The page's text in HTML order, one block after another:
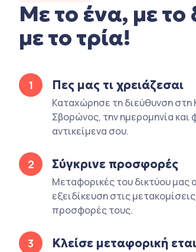
Με το ένα, με το
με το τρία!
1 Πες μας τι χρειάζεσαι
Καταχώρησε τη διεύθυνση στη
Σβορώνος, την ημερομηνία και
αντικείμενα σου.
2 Σύγκρινε προσφορές
Μεταφορικές του δικτύου μας
εξειδίκευση στις
προσφορές τους.
3 Κλείσε μεταφορική